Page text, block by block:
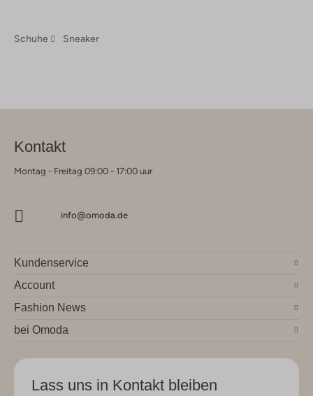
Schuhe Sneaker
Kontakt
Montag - Freitag 09:00 - 17:00 uur
info@omoda.de
Kundenservice
Account
Fashion News
bei Omoda
Lass uns in Kontakt bleiben